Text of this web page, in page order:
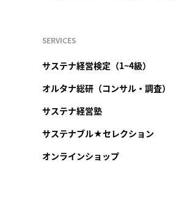
SERVICES
サステナ経営検定（1~4級）
オルタナ総研（コンサル・調査）
サステナ経営塾
サステナブル★セレクション
オンラインショップ